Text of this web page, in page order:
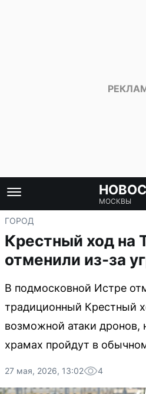
МОСКВЫ
ГОРОД
Крестный ход на
отменили из-за
В подмосковной Истре
традиционный Крестный
возможной атаки дронов,
храмах пройдут в
27 мая, 2026, 13:02 4